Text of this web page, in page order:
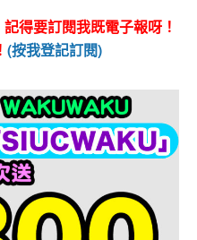
得要訂閱我既電子報呀！
(按我登記訂閱)